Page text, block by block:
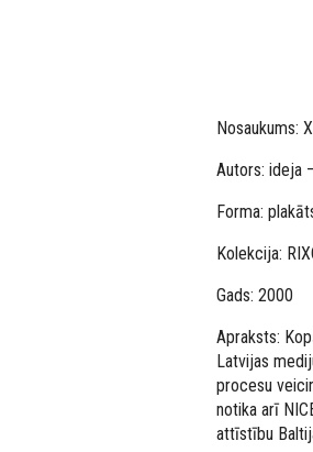
Nosaukums:
Autors: ideja
Forma:
Kolekcija:
Gads: 2000
Apraksts:
Latvijas
procesu
notika arī
attīstību